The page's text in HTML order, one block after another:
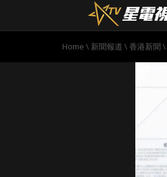
Home \ 新聞報道 \香港新聞\